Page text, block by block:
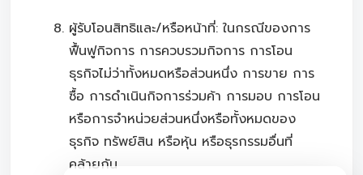
ผู้รับโอนสิทธิและ/หรือหน้าที่: ในกรณีของการ
ฟื้นฟูกิจการ การควบรวมกิจการ การโอน
ธุรกิจไม่ว่าทั้งหมดหรือส่วนหนึ่ง การขาย การ
ซื้อ การดำเนินกิจการร่วมค้า การมอบ การโอน
หรือการจำหน่วยส่วนหนึ่งหรือทั้งหมดของ
ธุรกิจ ทรัพย์สิน หรือหุ้น หรือธุรกรรมอื่นที่
คล้ายกัน